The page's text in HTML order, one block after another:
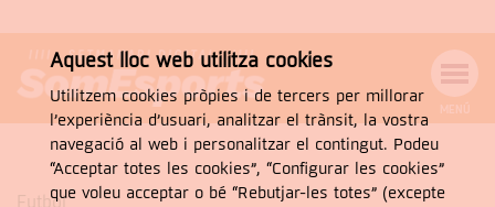
NAVEGACIÓ
MENÚ
Cercar
Aquest lloc web utilitza cookies
Utilitzem cookies pròpies i de tercers per millorar
l’experiència d’usuari, analitzar el trànsit, la vostra
navegació al web i personalitzar el contingut. Podeu
“Acceptar totes les cookies”, “Configurar les cookies”
que voleu acceptar o bé “Rebutjar-les totes” (excepte